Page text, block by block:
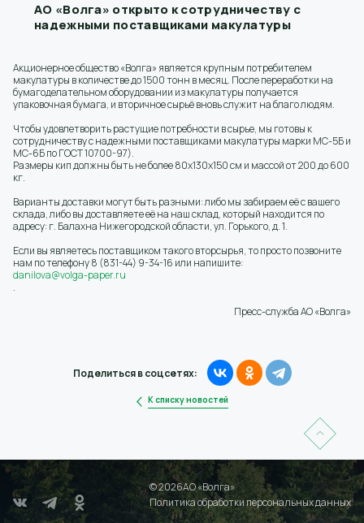
АО «Волга» открыто к сотрудничеству с
надежными поставщиками макулатуры
Акционерное общество «Волга» является крупным потребителем
макулатуры в количестве до 1500 тонн в месяц. После переработки на
бумагоделательном оборудовании из макулатуры получается
упаковочная бумага, и вторичное сырьё вновь служит на благо людям.
Чтобы удовлетворить растущие потребности в сырье, мы готовы к
сотрудничеству с надежными поставщиками макулатуры марки МС-5Б и
МС-6Б по ГОСТ 10700-97).
Размеры кип должны быть не более 80х130х150 см и массой от 200 до 600
кг.
Варианты доставки могут быть разными: либо мы забираем её с вашего
склада, либо вы доставляете её на наш склад, который находится по
адресу: г. Балахна Нижегородской области, ул. Горького, д. 1.
Если вы являетесь поставщиком такого вторсырья, то просто позвоните
нам по телефону 8 (831-44) 9-34-16 или напишите:
danilova@volga-paper.ru
.
Пресс-служба АО «Волга»
К списку новостей
Поделиться в соцсетях:
© 2026АО «Волга»
Политика обработки персональных данных